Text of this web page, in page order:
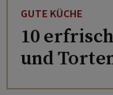
GUTE KÜCHE
10
und